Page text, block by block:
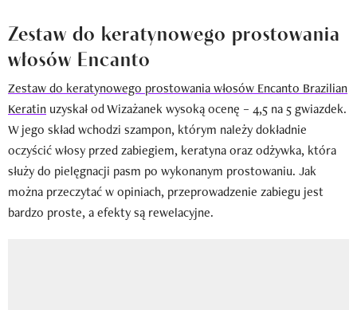
Zestaw do keratynowego prostowania
włosów Encanto
Zestaw do keratynowego prostowania włosów Encanto Brazilian
Keratin uzyskał od Wizażanek wysoką ocenę – 4,5 na 5 gwiazdek.
W jego skład wchodzi szampon, którym należy dokładnie
oczyścić włosy przed zabiegiem, keratyna oraz odżywka, która
służy do pielęgnacji pasm po wykonanym prostowaniu. Jak
można przeczytać w opiniach, przeprowadzenie zabiegu jest
bardzo proste, a efekty są rewelacyjne.